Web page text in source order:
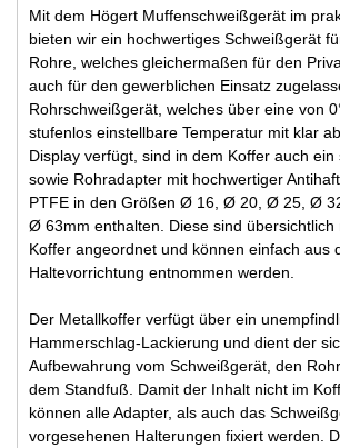
Mit dem Högert Muffenschweißgerät im
bieten wir ein hochwertiges Schweißgerät
Rohre, welches gleichermaßen für den
auch für den gewerblichen Einsatz
Rohrschweißgerät, welches über eine von
stufenlos einstellbare Temperatur mit klar
Display verfügt, sind in dem Koffer auch ein
sowie Rohradapter mit hochwertiger
PTFE in den Größen Ø 16, Ø 20, Ø 25, Ø
Ø 63mm enthalten. Diese sind übersichtlich
Koffer angeordnet und können einfach aus
Haltevorrichtung entnommen werden.
Der Metallkoffer verfügt über ein
Hammerschlag-Lackierung und dient der
Aufbewahrung vom Schweißgerät, den
dem Standfuß. Damit der Inhalt nicht im
können alle Adapter, als auch das
vorgesehenen Halterungen fixiert werden.